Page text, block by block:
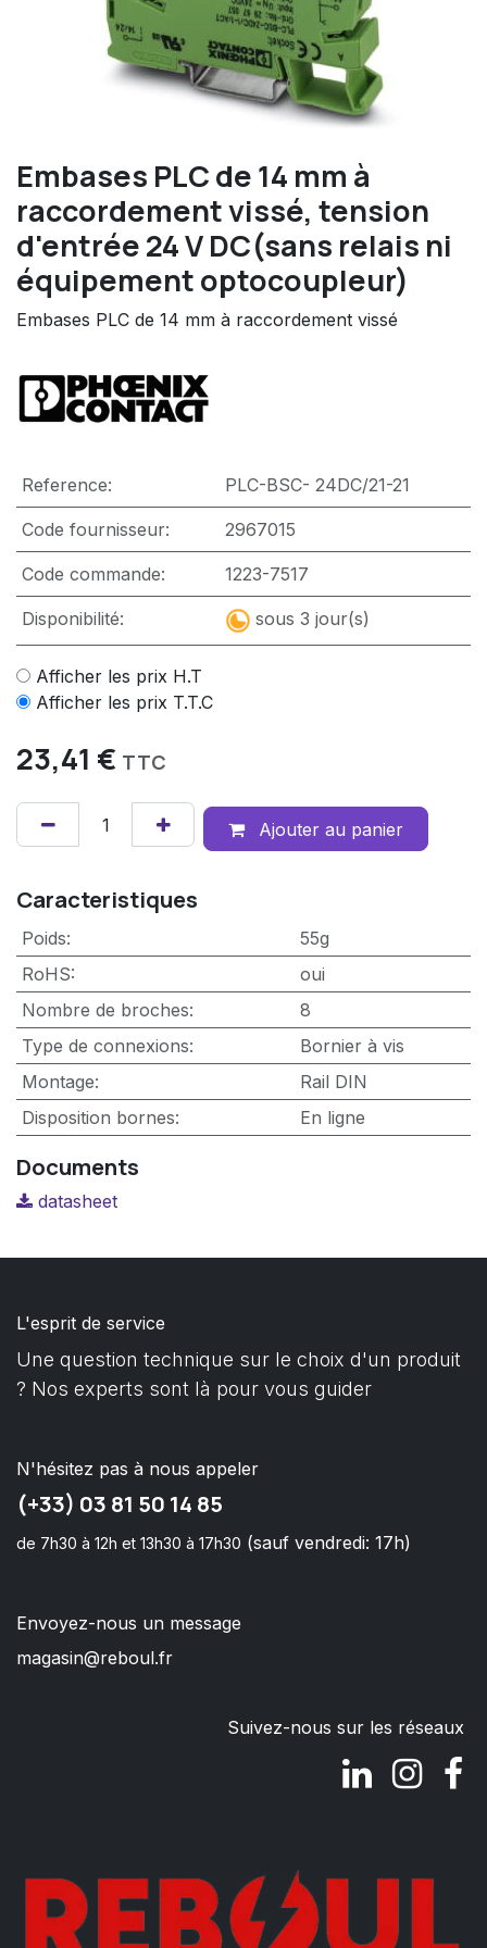
Embases PLC de 14 mm à
raccordement vissé, tension
d'entrée 24 V DC(sans relais ni
équipement optocoupleur)
Embases PLC de 14 mm à raccordement vissé
Reference: PLC-BSC- 24DC/21-21
Code fournisseur: 2967015
Code commande: 1223-7517
Disponibilité: sous 3 jour(s)
Afficher les prix H.T
Afficher les prix T.T.C
23,41 € TTC
Ajouter au panier
Caracteristiques
Poids:
55g
RoHS:
oui
Nombre de broches:
8
Type de connexions:
Bornier à vis
Montage:
Rail DIN
Disposition bornes: En ligne
Documents
datasheet
L'esprit de service
Une question technique sur le choix d'un produit
? Nos experts sont là pour vous guider
N'hésitez pas à nous appeler
(+33) 03 81 50 14 85
de 7h30 à 12h et 13h30 à 17h30 (sauf vendredi: 17h)
Envoyez-nous un message
magasin@reboul.fr
Suivez-nous sur les réseaux